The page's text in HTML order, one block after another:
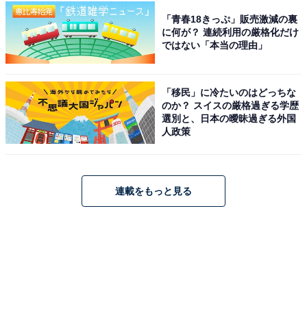
「青春18きっぷ」販売激減の裏
に何が？ 連続利用の厳格化だけ
ではない「本当の理由」
「移民」に冷たいのはどっちな
のか？ スイスの厳格過ぎる学歴
選別と、日本の曖昧過ぎる外国
人政策
連載をもっと見る